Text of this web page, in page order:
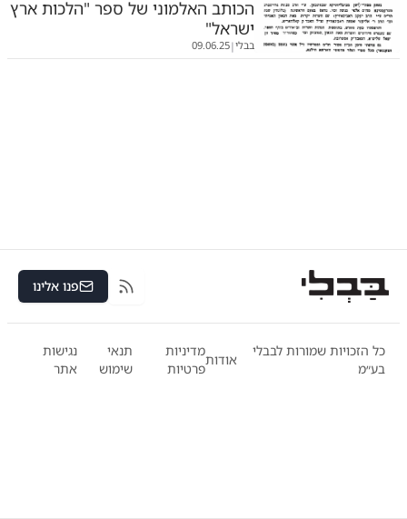
הכותב האלמוני של ספר "הלכות ארץ
ישראל"
בבלי|
09.06.25
RSS פנו אלינו
כל הזכויות שמורות לבבלי
בע״מ
אודות
מדיניות
פרטיות
תנאי
שימוש
נגישות
אתר